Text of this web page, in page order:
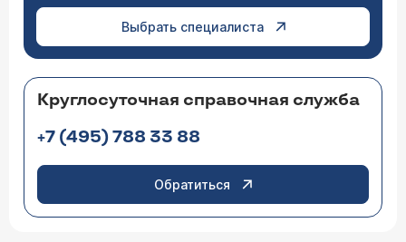
Выбрать специалиста
Круглосуточная справочная служба
+7 (495) 788 33 88
Обратиться